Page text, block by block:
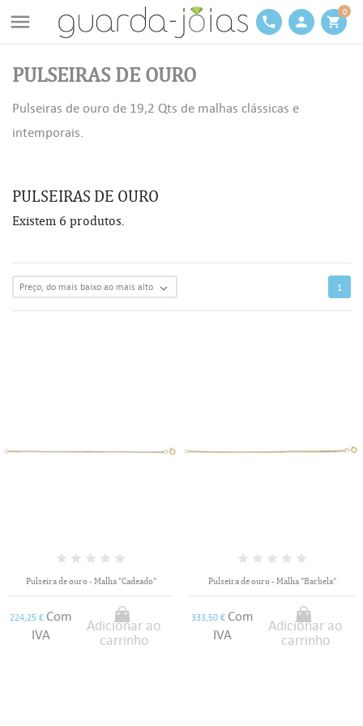
 phone person shopping_cart
0
PULSEIRAS DE OURO
Pulseiras de ouro de 19,2 Qts de malhas clássicas e
intemporais.
PULSEIRAS DE OURO
Existem 6 produtos.
Preço, do mais baixo ao mais alto  1
Pulseira de ouro - Malha "Cadeado"
224,25 € Com
IVA
Adicionar ao
carrinho
Pulseira de ouro - Malha "Barbela"
333,50 € Com
IVA
Adicionar ao
carrinho